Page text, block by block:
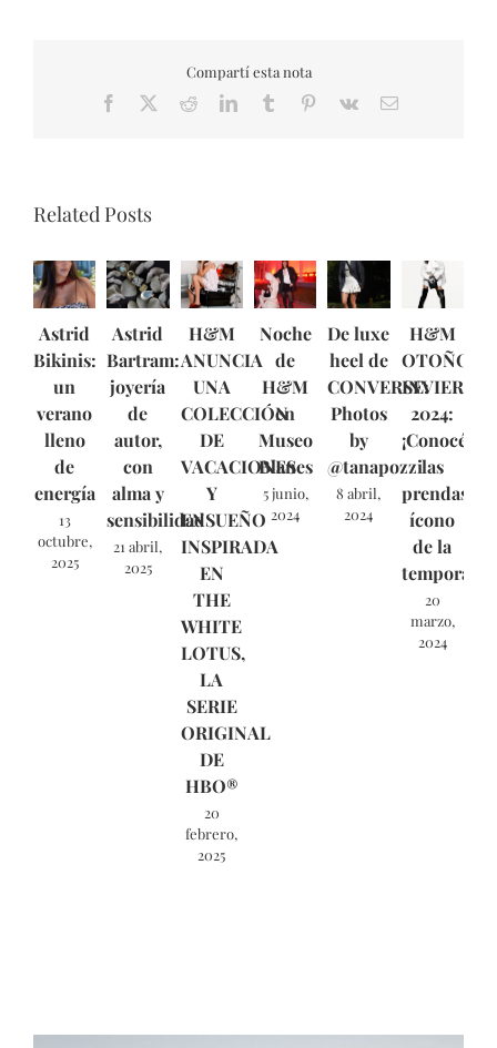
Compartí esta nota
Facebook RedditLinkedInTumblr Pinterest
Vk Email
Related Posts
Astrid
Bikinis:
un
verano
lleno
de
energía
13
octubre,
2025
Astrid
Bartram:
joyería
de
autor,
con
alma y
sensibilidad
21 abril,
2025
H&M
ANUNCIA
UNA
COLECCIÓN
DE
VACACIONES
Y
ENSUEÑO
INSPIRADA
EN
THE
WHITE
LOTUS,
LA
SERIE
ORIGINAL
DE
HBO®
20
febrero,
2025
Noche
de
H&M
en
Museo
Blanes
5 junio,
2024
De luxe
heel de
CONVERSE:
Photos
by
@tanapozzi
8 abril,
2024
H&M
OTOÑO/
INVIERNO
2024:
¡Conocé
las
prendas
ícono
de la
temporada!
20
marzo,
2024